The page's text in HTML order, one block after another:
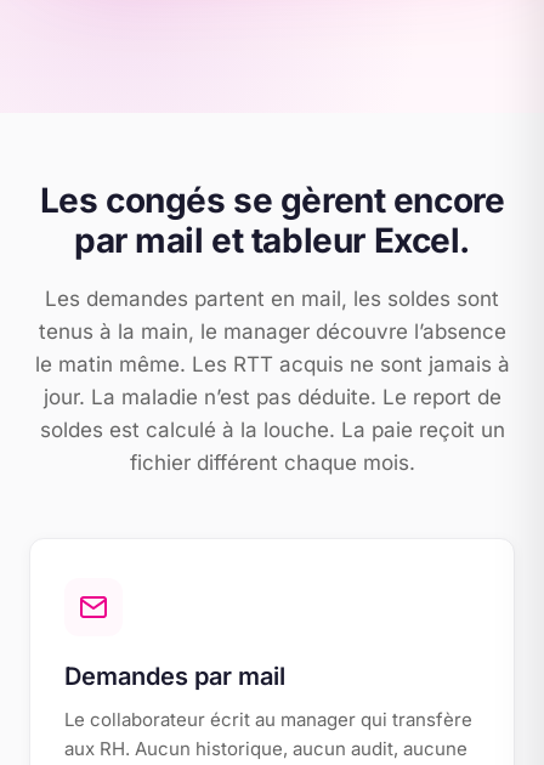
Les congés se gèrent encore
par mail et tableur Excel.
Les demandes partent en mail, les soldes sont
tenus à la main, le manager découvre l’absence
le matin même. Les RTT acquis ne sont jamais à
jour. La maladie n’est pas déduite. Le report de
soldes est calculé à la louche. La paie reçoit un
fichier différent chaque mois.
Demandes par mail
Le collaborateur écrit au manager qui transfère
aux RH. Aucun historique, aucun audit, aucune